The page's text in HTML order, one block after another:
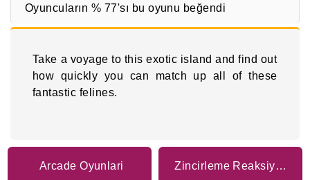
Oyuncuların % 77'sı bu oyunu beğendi
Take a voyage to this exotic island and find out
how quickly you can match up all of these
fantastic felines.
Arcade Oyunlari Zincirleme Reaksiyon Oyunları